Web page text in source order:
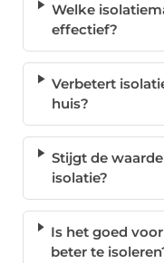
Welke
effectief?
Verbetert
huis?
Stijgt de
isolatie?
Is het goed
beter te